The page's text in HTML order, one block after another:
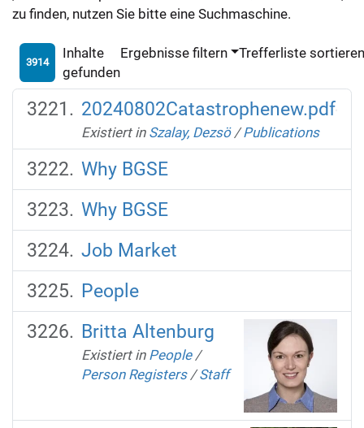
zu finden, nutzen Sie bitte eine Suchmaschine.
3914
Inhalte
gefunden
Ergebnisse filtern Trefferliste
20240802Catastrophenew.pdf
Existiert in Szalay, Dezsö /Publications
Why BGSE
Why BGSE
Job Market
People
Britta Altenburg
Existiert in People /
Person Registers /Staff